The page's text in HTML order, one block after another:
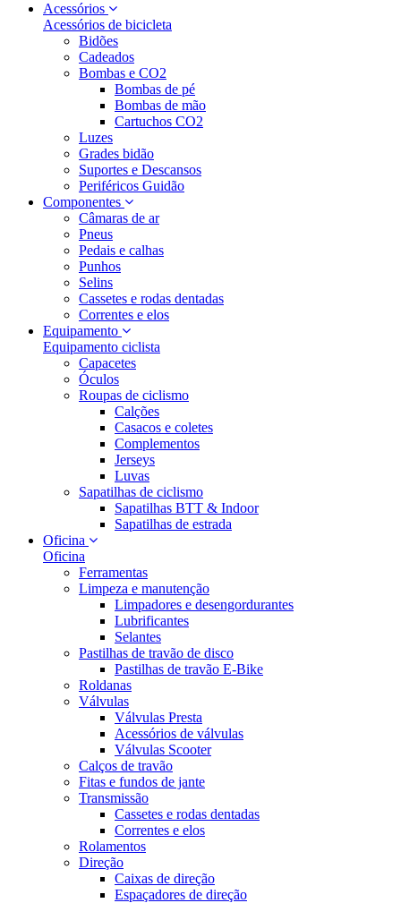
Acessórios
Acessórios de bicicleta
Bidões
Cadeados
Bombas e CO2
Bombas de pé
Bombas de mão
Cartuchos CO2
Luzes
Grades bidão
Suportes e Descansos
Periféricos Guidão
Componentes
Câmaras de ar
Pneus
Pedais e calhas
Punhos
Selins
Cassetes e rodas dentadas
Correntes e elos
Equipamento
Equipamento ciclista
Capacetes
Óculos
Roupas de ciclismo
Calções
Casacos e coletes
Complementos
Jerseys
Luvas
Sapatilhas de ciclismo
Sapatilhas BTT & Indoor
Sapatilhas de estrada
Oficina
Oficina
Ferramentas
Limpeza e manutenção
Limpadores e desengordurantes
Lubrificantes
Selantes
Pastilhas de travão de disco
Pastilhas de travão E-Bike
Roldanas
Válvulas
Válvulas Presta
Acessórios de válvulas
Válvulas Scooter
Calços de travão
Fitas e fundos de jante
Transmissão
Cassetes e rodas dentadas
Correntes e elos
Rolamentos
Direção
Caixas de direção
Espaçadores de direção